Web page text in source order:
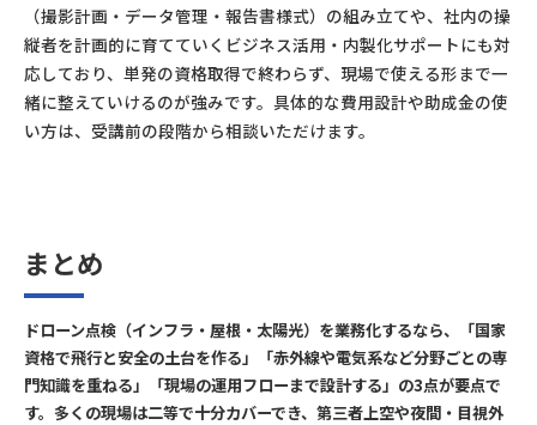
（撮影計画・データ管理・報告書様式）の組み立てや、社内の操
縦者を計画的に育てていくビジネス活用・内製化サポートにも対
応しており、単発の資格取得で終わらず、現場で使える形まで一
緒に整えていけるのが強みです。具体的な費用設計や助成金の使
い方は、受講前の段階から相談いただけます。
まとめ
ドローン点検（インフラ・屋根・太陽光）を業務化するなら、「国家
資格で飛行と安全の土台を作る」「赤外線や電気系など分野ごとの専
門知識を重ねる」「現場の運用フローまで設計する」の3点が要点で
す。多くの現場は二等で十分カバーでき、第三者上空や夜間・目視外